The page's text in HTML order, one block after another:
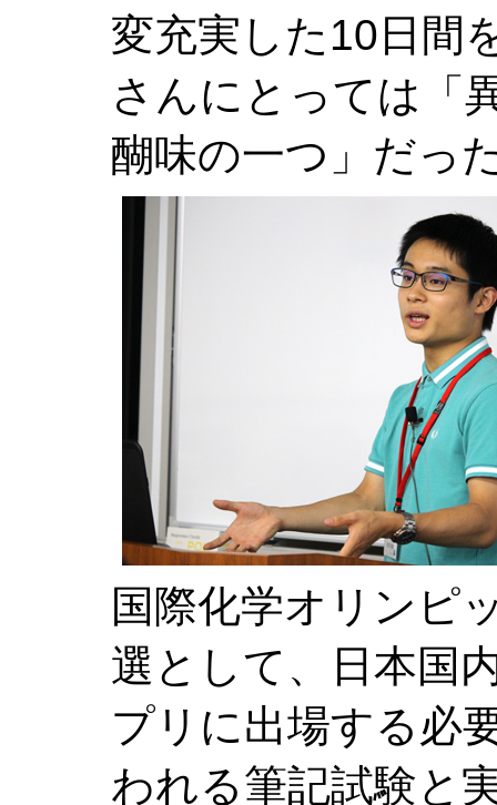
変充実した10日間
さんにとっては「
醐味の一つ」だっ
国際化学オリンピ
選として、日本国
プリに出場する必
われる筆記試験と